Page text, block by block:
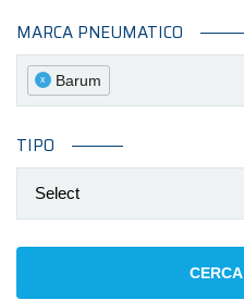
MARCA PNEUMATICO
x Barum
TIPO
Select
CERCA